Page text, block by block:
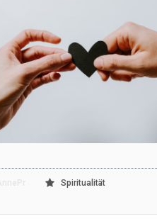
Spiritualität